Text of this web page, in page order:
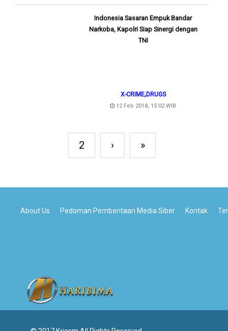
Indonesia Sasaran Empuk Bandar
Narkoba, Kapolri Siap Sinergi dengan
TNI
X-CRIME,DRUGS
12 Feb 2018, 15:02 WIB
2 › »
About Us Pedoman Pemberitaan Media Siber Kontak